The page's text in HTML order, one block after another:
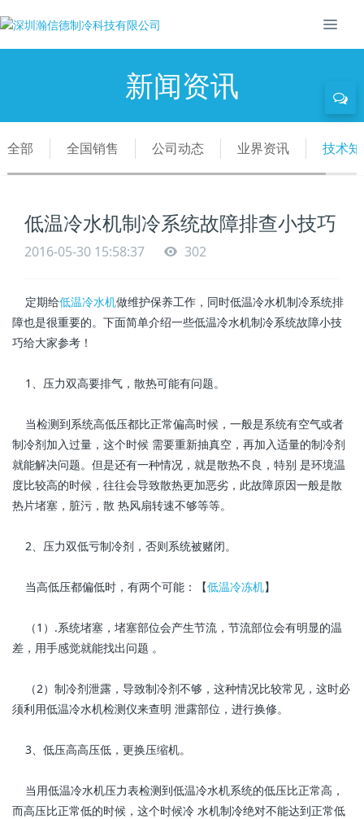
新闻资讯
全部 全国销售 公司动态 业界资讯 技术
低温冷水机制冷系统故障排查小技巧
2016-05-30 15:58:37 302
定期给低温冷水机做维护保养工作，同时低温冷水机制冷系统排
障也是很重要的。下面简单介绍一些低温冷水机制冷系统故障小技
巧给大家参考！
1、压力双高要排气，散热可能有问题。
当检测到系统高低压都比正常偏高时候，一般是系统有空气或者
制冷剂加入过量，这个时候 需要重新抽真空，再加入适量的制冷剂
就能解决问题。但是还有一种情况，就是散热不良，特别 是环境温
度比较高的时候，往往会导致散热更加恶劣，此故障原因一般是散
热片堵塞，脏污，散 热风扇转速不够等等。
2、压力双低亏制冷剂，否则系统被赌闭。
当高低压都偏低时，有两个可能：【低温冷冻机】
（1）.系统堵塞，堵塞部位会产生节流，节流部位会有明显的温
差，用手感觉就能找出问题 。
（2）制冷剂泄露，导致制冷剂不够，这种情况比较常见，这时必
须利用低温冷水机检测仪来查明 泄露部位，进行换修。
3、低压高高压低，更换压缩机。
当用低温冷水机压力表检测到低温冷水机系统的低压比正常高，
而高压比正常低的时候，这个时候冷 水机制冷绝对不能达到正常低